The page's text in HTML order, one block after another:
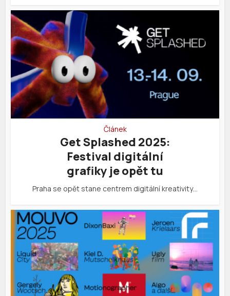
Článek
Get Splashed 2025:
Festival digitální
grafiky je opět tu
Praha se opět stane centrem digitální kreativity…